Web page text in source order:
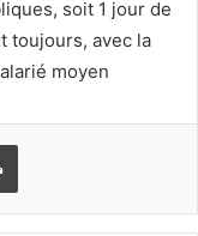
soit 1 jour de
toujours, avec la
moyen
Imprimez